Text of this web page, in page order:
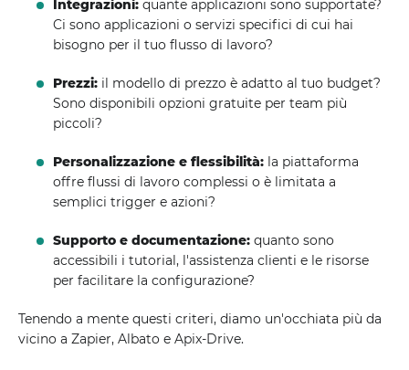
Integrazioni: quante applicazioni sono supportate?
Ci sono applicazioni o servizi specifici di cui hai
bisogno per il tuo flusso di lavoro?
Prezzi: il modello di prezzo è adatto al tuo budget?
Sono disponibili opzioni gratuite per team più
piccoli?
Personalizzazione e flessibilità: la piattaforma
offre flussi di lavoro complessi o è limitata a
semplici trigger e azioni?
Supporto e documentazione: quanto sono
accessibili i tutorial, l'assistenza clienti e le risorse
per facilitare la configurazione?
Tenendo a mente questi criteri, diamo un'occhiata più da
vicino a Zapier, Albato e Apix-Drive.